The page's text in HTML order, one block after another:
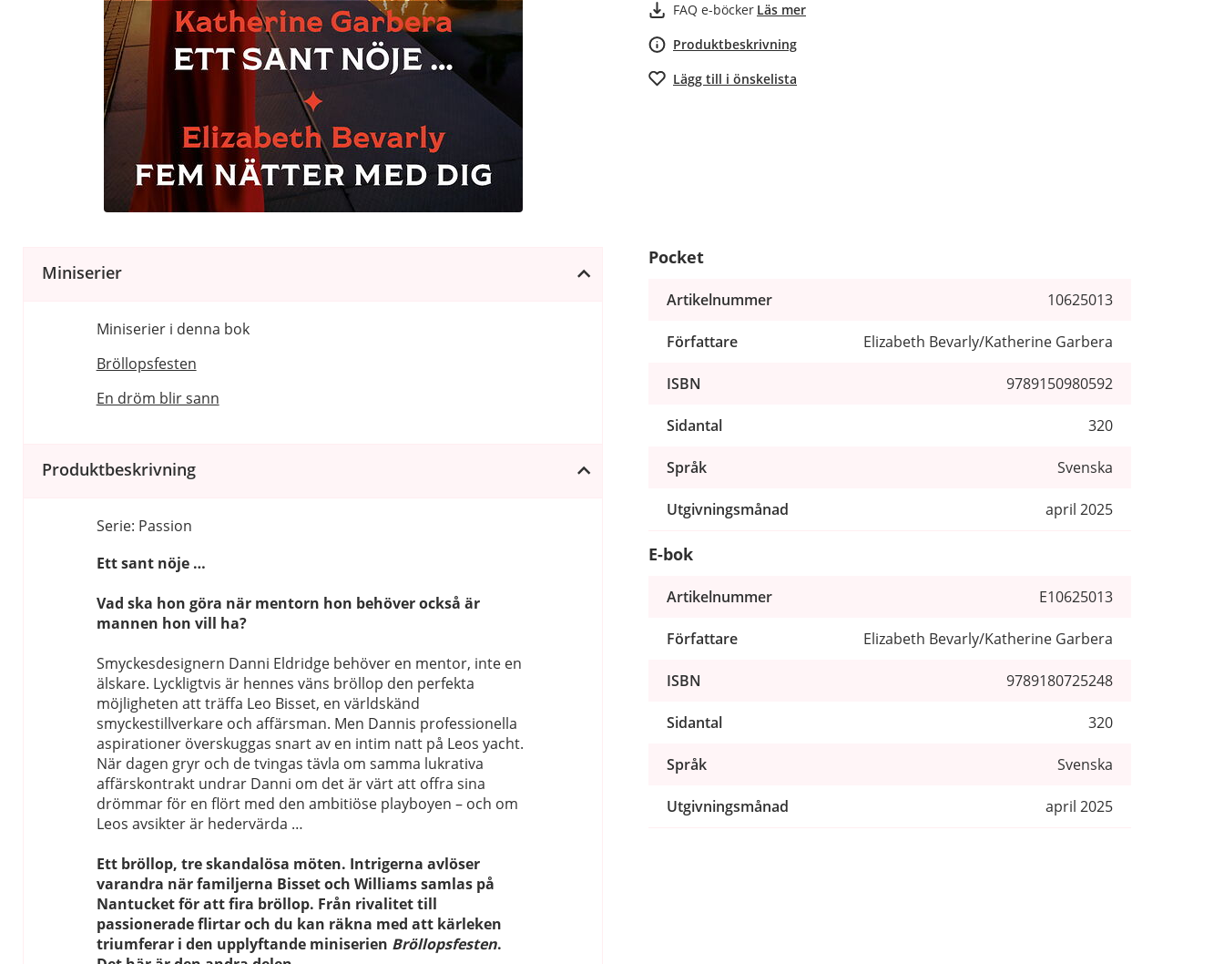
FAQ e-böcker Läs mer
Produktbeskrivning
Lägg till i önskelista
Miniserier
Miniserier i denna bok
Bröllopsfesten
En dröm blir sann
Produktbeskrivning
Serie: Passion
Ett sant nöje …
Vad ska hon göra när mentorn hon behöver också är
mannen hon vill ha?
Smyckesdesignern Danni Eldridge behöver en mentor, inte en
älskare. Lyckligtvis är hennes väns bröllop den perfekta
möjligheten att träffa Leo Bisset, en världskänd
smyckestillverkare och affärsman. Men Dannis professionella
aspirationer överskuggas snart av en intim natt på Leos yacht.
När dagen gryr och de tvingas tävla om samma lukrativa
affärskontrakt undrar Danni om det är värt att offra sina
drömmar för en flört med den ambitiöse playboyen – och om
Leos avsikter är hedervärda …
Ett bröllop, tre skandalösa möten. Intrigerna avlöser
varandra när familjerna Bisset och Williams samlas på
Nantucket för att fira bröllop. Från rivalitet till
passionerade flirtar och du kan räkna med att kärleken
triumferar i den upplyftande miniserien Bröllopsfesten.
Pocket
Artikelnummer 10625013
Författare Elizabeth Bevarly/Katherine Garbera
ISBN 9789150980592
Sidantal 320
Språk Svenska
Utgivningsmånad april 2025
E-bok
Artikelnummer E10625013
Författare Elizabeth Bevarly/Katherine Garbera
ISBN 9789180725248
Sidantal 320
Språk Svenska
Utgivningsmånad april 2025